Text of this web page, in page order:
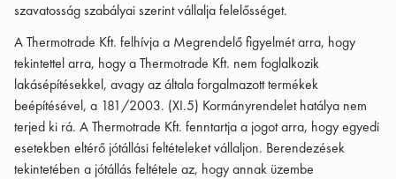
szavatosság szabályai szerint vállalja felelősséget.
A Thermotrade Kft. felhívja a Megrendelő figyelmét arra, hogy
tekintettel arra, hogy a Thermotrade Kft. nem foglalkozik
lakásépítésekkel, avagy az általa forgalmazott termékek
beépítésével, a 181/2003. (XI.5) Kormányrendelet hatálya nem
terjed ki rá. A Thermotrade Kft. fenntartja a jogot arra, hogy egyedi
esetekben eltérő jótállási feltételeket vállaljon. Berendezések
tekintetében a jótállás feltétele az, hogy annak üzembe